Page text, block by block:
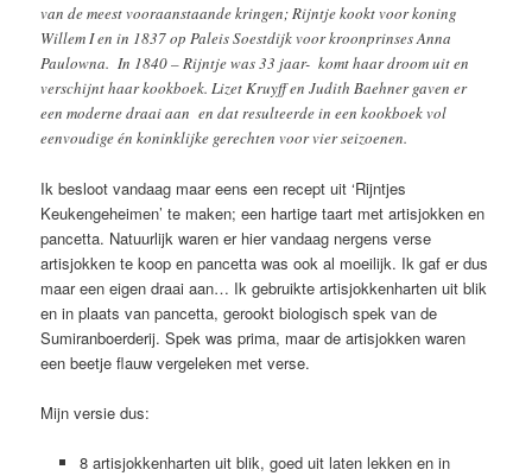
van de meest vooraanstaande kringen; Rijntje kookt voor koning
Willem I en in 1837 op Paleis Soestdijk voor kroonprinses Anna
Paulowna. In 1840 – Rijntje was 33 jaar- komt haar droom uit en
verschijnt haar kookboek. Lizet Kruyff en Judith Baehner gaven er
een moderne draai aan en dat resulteerde in een kookboek vol
eenvoudige én koninklijke gerechten voor vier seizoenen.
Ik besloot vandaag maar eens een recept uit ‘Rijntjes
Keukengeheimen’ te maken; een hartige taart met artisjokken en
pancetta. Natuurlijk waren er hier vandaag nergens verse
artisjokken te koop en pancetta was ook al moeilijk. Ik gaf er dus
maar een eigen draai aan… Ik gebruikte artisjokkenharten uit blik
en in plaats van pancetta, gerookt biologisch spek van de
Sumiranboerderij. Spek was prima, maar de artisjokken waren
een beetje flauw vergeleken met verse.
Mijn versie dus:
8 artisjokkenharten uit blik, goed uit laten lekken en in